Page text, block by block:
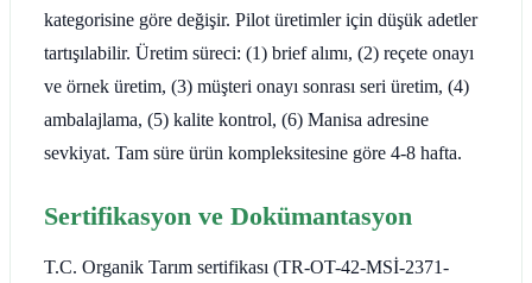
kategorisine göre değişir. Pilot üretimler için düşük adetler
tartışılabilir. Üretim süreci: (1) brief alımı, (2) reçete onayı
ve örnek üretim, (3) müşteri onayı sonrası seri üretim, (4)
ambalajlama, (5) kalite kontrol, (6) Manisa adresine
sevkiyat. Tam süre ürün kompleksitesine göre 4-8 hafta.
Sertifikasyon ve Dokümantasyon
T.C. Organik Tarım sertifikası (TR-OT-42-MSİ-2371-